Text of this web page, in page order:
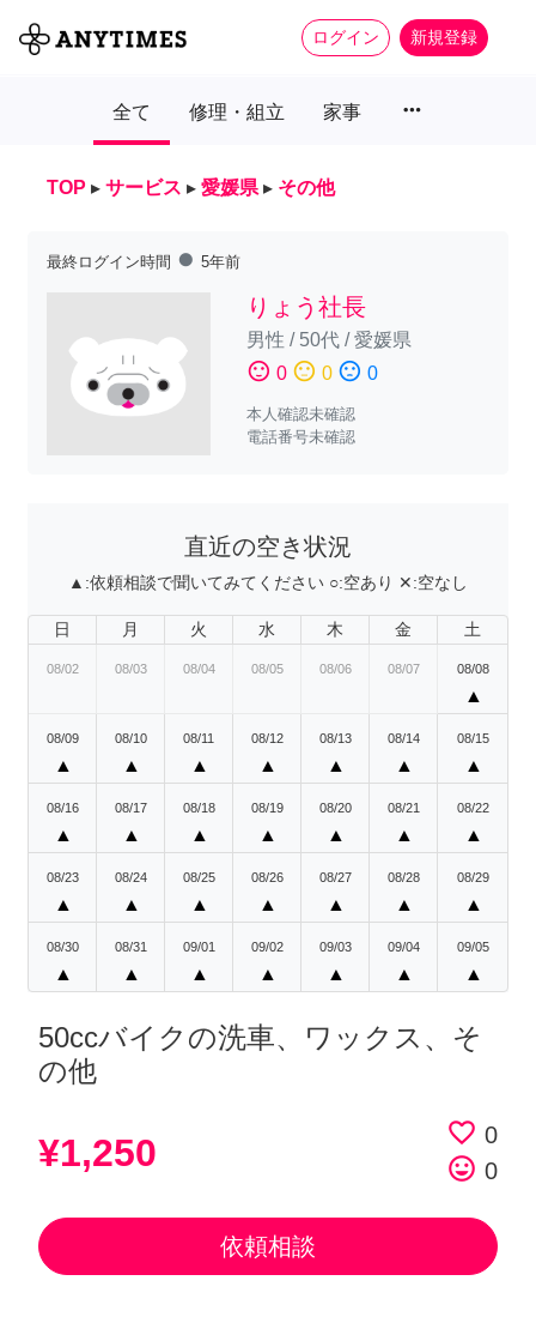
ログイン 新規登録
全て 修理・組立 家事 more_horiz
TOP ▸ サービス ▸ 愛媛県 ▸ その他
最終ログイン時間 fiber_manual_record 5年前
りょう社長
男性 / 50代/愛媛県
sentiment_satisfied 0 sentiment_neutral 0 sentiment_dissatisfied 0
本人確認未確認
電話番号未確認
直近の空き状況
▲:依頼相談で聞いてみてください ○:空あり ✕:空なし
日 月 火 水 木 金 土
08/02 08/03 08/04 08/05 08/06 08/07 08/08
▲
08/09
▲
08/10
▲
08/11
▲
08/12
▲
08/13
▲
08/14
▲
08/15
▲
08/16
▲
08/17
▲
08/18
▲
08/19
▲
08/20
▲
08/21
▲
08/22
▲
08/23
▲
08/24
▲
08/25
▲
08/26
▲
08/27
▲
08/28
▲
08/29
▲
08/30
▲
08/31
▲
09/01
▲
09/02
▲
09/03
▲
09/04
▲
09/05
▲
50ccバイクの洗車、ワックス、そ
の他
¥1,250 favorite_border 0
tag_faces 0
依頼相談